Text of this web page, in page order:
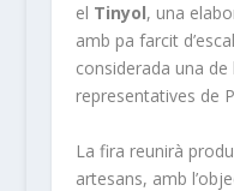
el Tinyol, una
amb pa farcit
considerada una
representatives de
La fira reunirà
artesans, amb